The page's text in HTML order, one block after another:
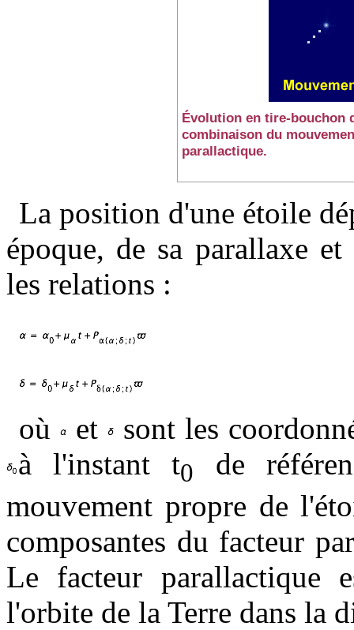
Évolution en tire-bouchon
combinaison du
parallactique.
La position d'une étoile
époque, de sa parallaxe
les relations :
où et
sont les
à l'instant t0
de
mouvement propre de
composantes du facteur
Le facteur parallactique
l'orbite de la Terre dans la